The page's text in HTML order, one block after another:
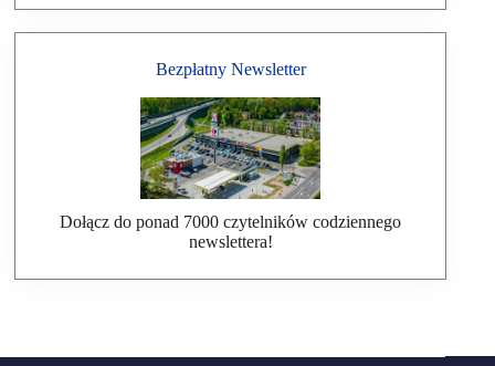
Bezpłatny Newsletter
Dołącz do ponad 7000 czytelników codziennego
newslettera!